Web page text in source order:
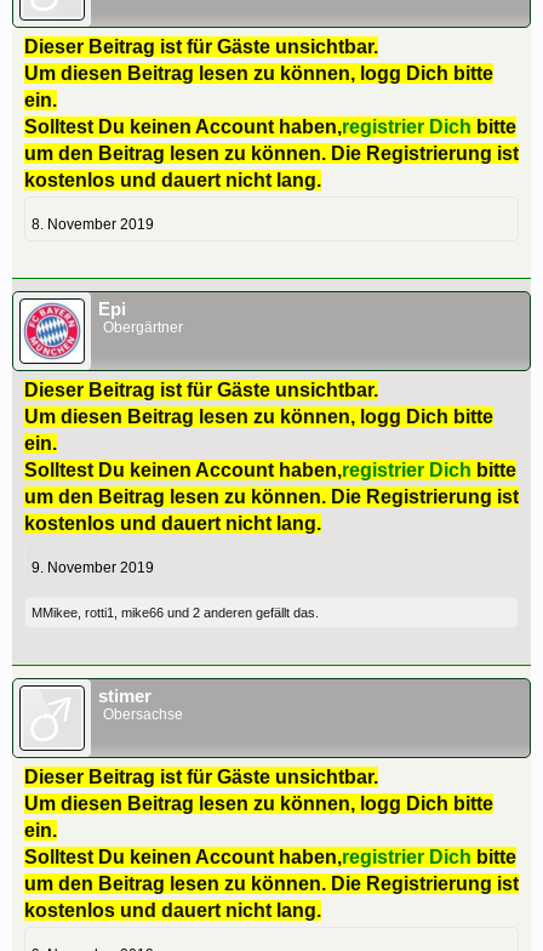
Dieser Beitrag ist für Gäste unsichtbar.
Um diesen Beitrag lesen zu können, logg Dich bitte
ein.
Solltest Du keinen Account haben,registrier Dich bitte
um den Beitrag lesen zu können. Die Registrierung ist
kostenlos und dauert nicht lang.
8. November 2019
Epi
Obergärtner
Dieser Beitrag ist für Gäste unsichtbar.
Um diesen Beitrag lesen zu können, logg Dich bitte
ein.
Solltest Du keinen Account haben,registrier Dich bitte
um den Beitrag lesen zu können. Die Registrierung ist
kostenlos und dauert nicht lang.
9. November 2019
MMikee rotti1 mike66 und 2 anderen gefällt das.
stimer
Obersachse
Dieser Beitrag ist für Gäste unsichtbar.
Um diesen Beitrag lesen zu können, logg Dich bitte
ein.
Solltest Du keinen Account haben,registrier Dich bitte
um den Beitrag lesen zu können. Die Registrierung ist
kostenlos und dauert nicht lang.